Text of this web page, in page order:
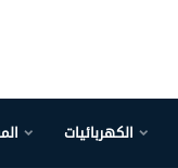
الكهربائيات